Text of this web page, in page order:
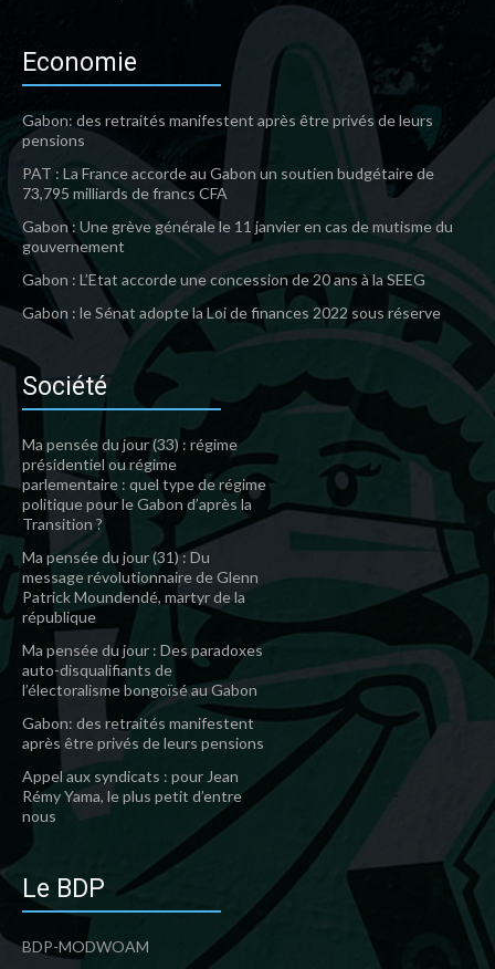
Economie
Gabon: des retraités manifestent après être privés de leurs
pensions
PAT : La France accorde au Gabon un soutien budgétaire de
73,795 milliards de francs CFA
Gabon : Une grève générale le 11 janvier en cas de mutisme du
gouvernement
Gabon : L’Etat accorde une concession de 20 ans à la SEEG
Gabon : le Sénat adopte la Loi de finances 2022 sous réserve
Société
Ma pensée du jour (33) : régime
présidentiel ou régime
parlementaire : quel type de régime
politique pour le Gabon d’après la
Transition ?
Ma pensée du jour (31) : Du
message révolutionnaire de Glenn
Patrick Moundendé, martyr de la
république
Ma pensée du jour : Des paradoxes
auto-disqualifiants de
l’électoralisme bongoïsé au Gabon
Gabon: des retraités manifestent
après être privés de leurs pensions
Appel aux syndicats : pour Jean
Rémy Yama, le plus petit d’entre
nous
Le BDP
BDP-MODWOAM